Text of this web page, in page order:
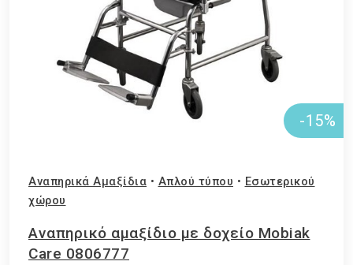
-15%
Αναπηρικά Αμαξίδια • Απλού τύπου • Εσωτερικού
χώρου
Αναπηρικό αμαξίδιο με δοχείο Mobiak
Care 0806777